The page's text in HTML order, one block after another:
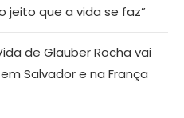
jeito que a vida se faz”
de Glauber Rocha vai
Salvador e na França